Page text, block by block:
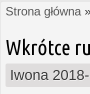
Jesteś tutaj
Strona główna
Wkrótce
Iwona